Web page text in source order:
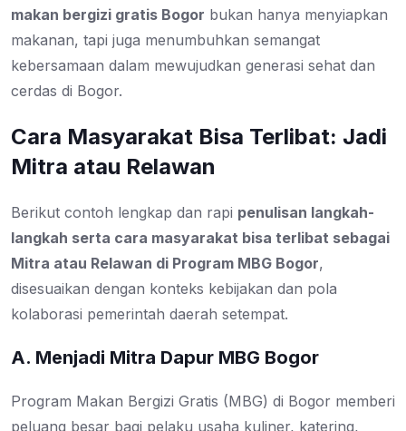
makan bergizi gratis Bogor bukan hanya menyiapkan
makanan, tapi juga menumbuhkan semangat
kebersamaan dalam mewujudkan generasi sehat dan
cerdas di Bogor.
Cara Masyarakat Bisa Terlibat: Jadi
Mitra atau Relawan
Berikut contoh lengkap dan rapi penulisan langkah-
langkah serta cara masyarakat bisa terlibat sebagai
Mitra atau Relawan di Program MBG Bogor,
disesuaikan dengan konteks kebijakan dan pola
kolaborasi pemerintah daerah setempat.
A. Menjadi Mitra Dapur MBG Bogor
Program Makan Bergizi Gratis (MBG) di Bogor memberi
peluang besar bagi pelaku usaha kuliner, katering,